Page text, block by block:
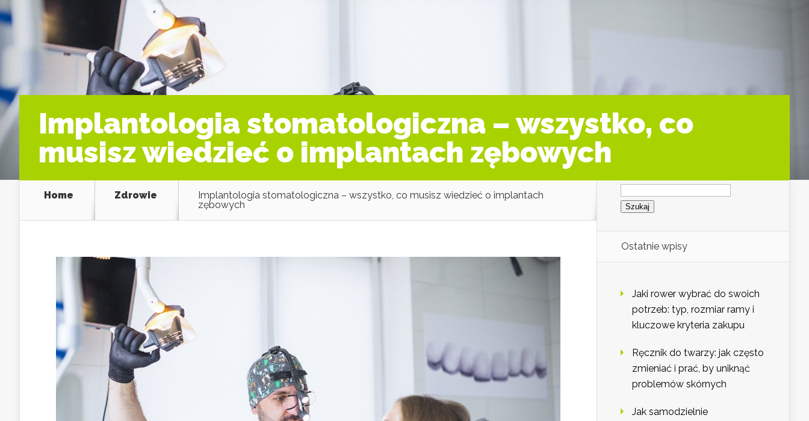
Implantologia stomatologiczna – wszystko, co
musisz wiedzieć o implantach zębowych
Home Zdrowie
Implantologia stomatologiczna – wszystko, co musisz wiedzieć o implantach
zębowych
Szukaj:
Ostatnie wpisy
Jaki rower wybrać do swoich
potrzeb: typ, rozmiar ramy i
kluczowe kryteria zakupu
Ręcznik do twarzy: jak często
zmieniać i prać, by uniknąć
problemów skórnych
Jak samodzielnie